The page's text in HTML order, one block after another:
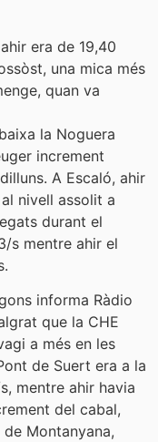
era de 19,40
una mica més
quan va
la Noguera
increment
A Escaló, ahir
nivell assolit a
durant el
s mentre ahir el
informa Ràdio
que la CHE
a més en les
de Suert era a la
mentre ahir havia
del cabal,
Montanyana,